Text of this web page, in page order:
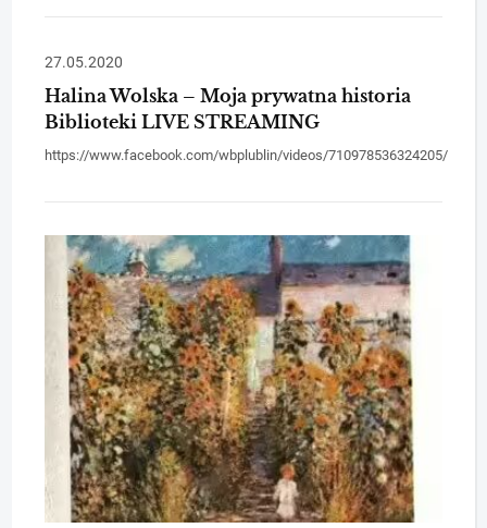
27.05.2020
Halina Wolska – Moja prywatna historia
Biblioteki LIVE STREAMING
https://www.facebook.com/wbplublin/videos/710978536324205/